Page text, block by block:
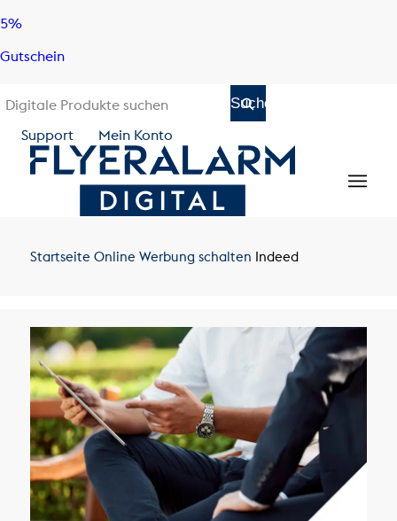
Skip
content
Skip
navigation
5%
Gutschein
Support Mein Konto
Startseite Online Werbung schalten Indeed